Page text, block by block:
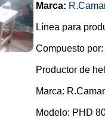
Marca:
Línea para
Compuesto por:
Productor de
Marca:
Modelo: PHD